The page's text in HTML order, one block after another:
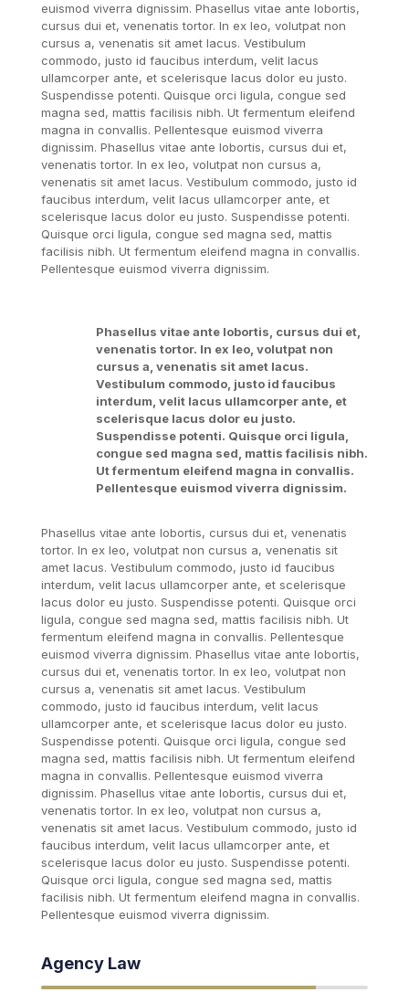
euismod viverra dignissim. Phasellus vitae ante lobortis,
cursus dui et, venenatis tortor. In ex leo, volutpat non
cursus a, venenatis sit amet lacus. Vestibulum
commodo, justo id faucibus interdum, velit lacus
ullamcorper ante, et scelerisque lacus dolor eu justo.
Suspendisse potenti. Quisque orci ligula, congue sed
magna sed, mattis facilisis nibh. Ut fermentum eleifend
magna in convallis. Pellentesque euismod viverra
dignissim. Phasellus vitae ante lobortis, cursus dui et,
venenatis tortor. In ex leo, volutpat non cursus a,
venenatis sit amet lacus. Vestibulum commodo, justo id
faucibus interdum, velit lacus ullamcorper ante, et
scelerisque lacus dolor eu justo. Suspendisse potenti.
Quisque orci ligula, congue sed magna sed, mattis
facilisis nibh. Ut fermentum eleifend magna in convallis.
Pellentesque euismod viverra dignissim.
Phasellus vitae ante lobortis, cursus dui et,
venenatis tortor. In ex leo, volutpat non
cursus a, venenatis sit amet lacus.
Vestibulum commodo, justo id faucibus
interdum, velit lacus ullamcorper ante, et
scelerisque lacus dolor eu justo.
Suspendisse potenti. Quisque orci ligula,
congue sed magna sed, mattis facilisis nibh.
Ut fermentum eleifend magna in convallis.
Pellentesque euismod viverra dignissim.
Phasellus vitae ante lobortis, cursus dui et, venenatis
tortor. In ex leo, volutpat non cursus a, venenatis sit
amet lacus. Vestibulum commodo, justo id faucibus
interdum, velit lacus ullamcorper ante, et scelerisque
lacus dolor eu justo. Suspendisse potenti. Quisque orci
ligula, congue sed magna sed, mattis facilisis nibh. Ut
fermentum eleifend magna in convallis. Pellentesque
euismod viverra dignissim. Phasellus vitae ante lobortis,
cursus dui et, venenatis tortor. In ex leo, volutpat non
cursus a, venenatis sit amet lacus. Vestibulum
commodo, justo id faucibus interdum, velit lacus
ullamcorper ante, et scelerisque lacus dolor eu justo.
Suspendisse potenti. Quisque orci ligula, congue sed
magna sed, mattis facilisis nibh. Ut fermentum eleifend
magna in convallis. Pellentesque euismod viverra
dignissim. Phasellus vitae ante lobortis, cursus dui et,
venenatis tortor. In ex leo, volutpat non cursus a,
venenatis sit amet lacus. Vestibulum commodo, justo id
faucibus interdum, velit lacus ullamcorper ante, et
scelerisque lacus dolor eu justo. Suspendisse potenti.
Quisque orci ligula, congue sed magna sed, mattis
facilisis nibh. Ut fermentum eleifend magna in convallis.
Pellentesque euismod viverra dignissim.
Agency Law